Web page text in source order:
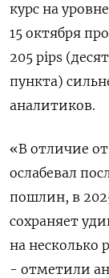
курс на
15 октября
205 pips
пункта)
аналитиков.
«В отличие
ослабевал
пошлин, в
сохраняет
на несколько
- отметили